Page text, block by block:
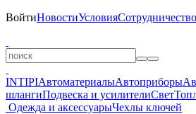
ВойтиНовостиУсловияСотрудничество
INTIPIАвтоматериалыАвтоприборы
шлангиПодвеска и усилителиСвет
Одежда и аксессуарыЧехлы ключей